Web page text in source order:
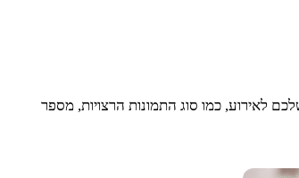
לאירוע, כמו סוג התמונות הרצויות, מספר